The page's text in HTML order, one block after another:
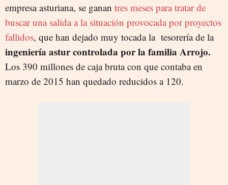
empresa asturiana, se ganan tres meses para tratar de
buscar una salida a la situación provocada por proyectos
fallidos, que han dejado muy tocada la tesorería de la
ingeniería astur controlada por la familia Arrojo.
Los 390 millones de caja bruta con que contaba en
marzo de 2015 han quedado reducidos a 120.